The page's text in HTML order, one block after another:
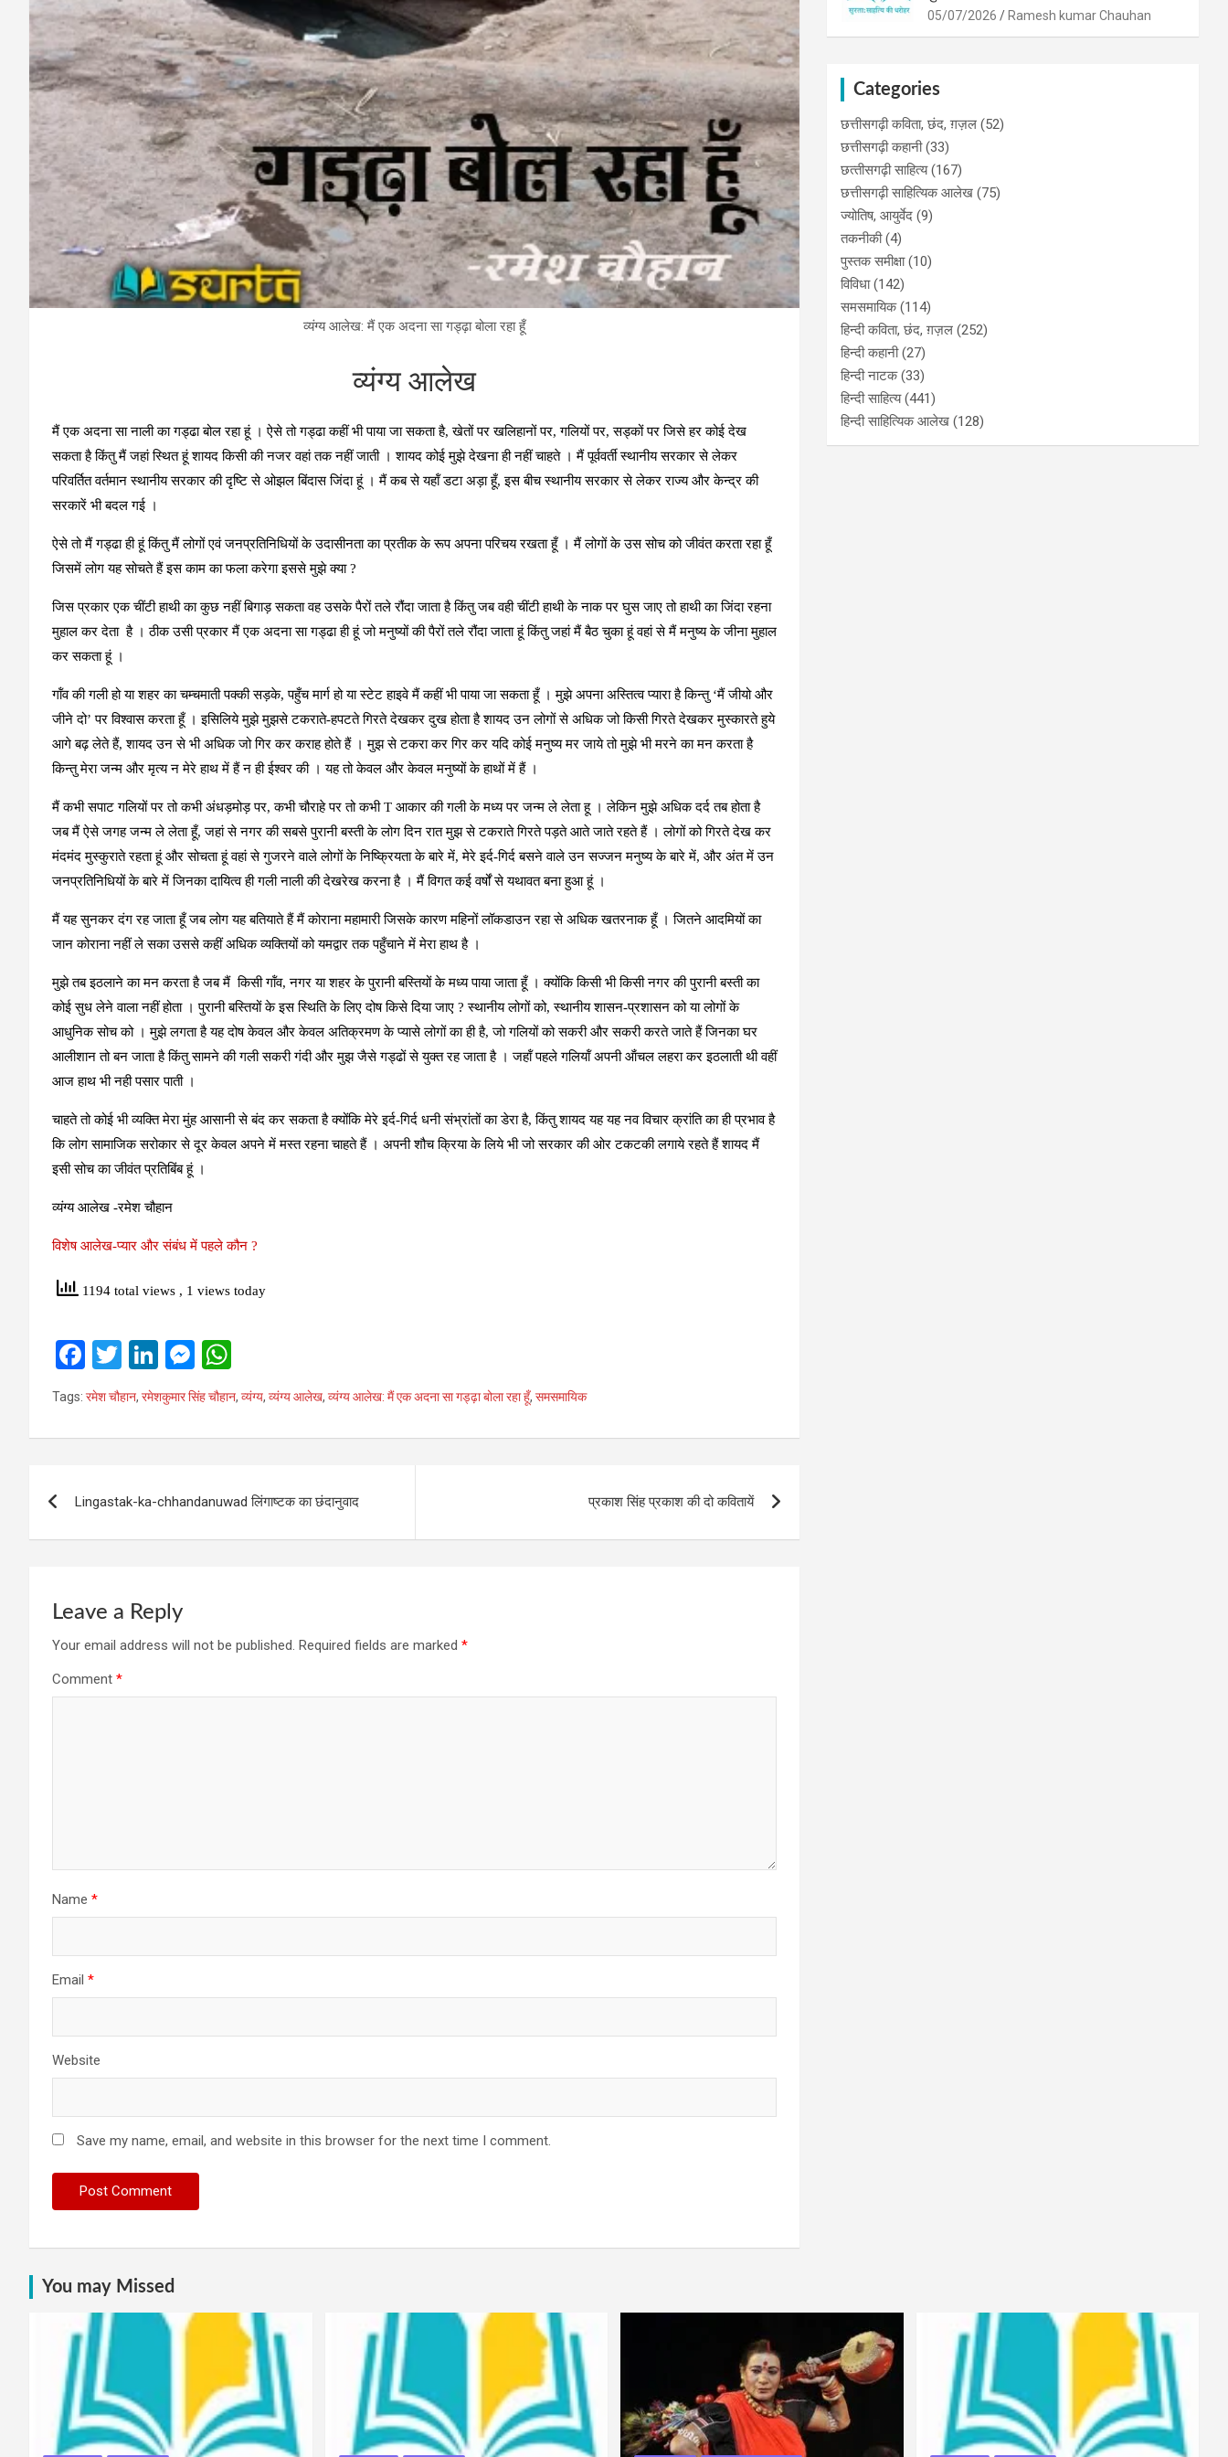
व्‍यंग्‍य आलेख: मैं एक अदना सा गड्ढ़ा बोला रहा हूँ
व्‍यंग्‍य आलेख
मैं एक अदना सा नाली का गड्ढा बोल रहा हूं । ऐसे तो गड्ढा कहीं भी पाया जा सकता है, खेतों पर खलिहानों पर, गलियों पर, सड्कों पर जिसे हर कोई देख
सकता है किंतु मैं जहां स्थित हूं शायद किसी की नजर वहां तक नहीं जाती । शायद कोई मुझे देखना ही नहीं चाहते । मैं पूर्ववर्ती स्थानीय सरकार से लेकर
परिवर्तित वर्तमान स्थानीय सरकार की दृष्टि से ओझल बिंदास जिंदा हूं । मैं कब से यहॉं डटा अड़ा हूँ, इस बीच स्‍थानीय सरकार से लेकर राज्‍य और केन्‍द्र की
सरकारें भी बदल गई ।
ऐसे तो मैं गड्ढा ही हूं किंतु मैं लोगों एवं जनप्रतिनिधियों के उदासीनता का प्रतीक के रूप अपना परिचय रखता हूँ । मैं लोगों के उस सोच को जीवंत करता रहा हूँ
जिसमें लोग यह सोचते हैं इस काम का फला करेगा इससे मुझे क्‍या ?
जिस प्रकार एक चींटी हाथी का कुछ नहीं बिगाड़ सकता वह उसके पैरों तले रौंदा जाता है किंतु जब वही चींटी हाथी के नाक पर घुस जाए तो हाथी का जिंदा रहना
मुहाल कर देता है । ठीक उसी प्रकार मैं एक अदना सा गड्ढा ही हूं जो मनुष्यों की पैरों तले रौंदा जाता हूं किंतु जहां मैं बैठ चुका हूं वहां से मैं मनुष्य के जीना मुहाल
कर सकता हूं ।
गॉंव की गली हो या शहर का चम्‍चमाती पक्‍की सड़के, पहुँच मार्ग हो या स्‍टेट हाइवे मैं कहीं भी पाया जा सकता हूँ । मुझे अपना अस्तित्‍व प्‍यारा है किन्‍तु ‘मैं जीयो और
जीने दो’ पर विश्‍वास करता हूँ । इसिलिये मुझे मुझसे टकराते-हपटते गिरते देखकर दुख होता है शायद उन लोगों से अधिक जो किसी गिरते देखकर मुस्‍कारते हुये
आगे बढ़ लेते हैं, शायद उन से भी अधिक जो गिर कर कराह होते हैं । मुझ से टकरा कर गिर कर यदि कोई मनुष्‍य मर जाये तो मुझे भी मरने का मन करता है
किन्‍तु मेरा जन्‍म और मृत्‍य न मेरे हाथ में हैं न ही ईश्‍वर की । यह तो केवल और केवल मनुष्‍यों के हाथों में हैं ।
मैं कभी सपाट गलियों पर तो कभी अंधड़मोड़ पर, कभी चौराहे पर तो कभी T आकार की गली के मध्य पर जन्‍म ले लेता हू । लेकिन मुझे अधिक दर्द तब होता है
जब मैं ऐसे जगह जन्‍म ले लेता हूँ, जहां से नगर की सबसे पुरानी बस्ती के लोग दिन रात मुझ से टकराते गिरते पड़ते आते जाते रहते हैं । लोगों को गिरते देख कर
मंदमंद मुस्कुराते रहता हूं और सोचता हूं वहां से गुजरने वाले लोगों के निष्क्रियता के बारे में, मेरे इर्द-गिर्द बसने वाले उन सज्जन मनुष्य के बारे में, और अंत में उन
जनप्रतिनिधियों के बारे में जिनका दायित्व ही गली नाली की देखरेख करना है । मैं विगत कई वर्षों से यथावत बना हुआ हूं ।
मैं यह सुनकर दंग रह जाता हूँ जब लोग यह बतियाते हैं मैं कोराना महामारी जिसके कारण महिनों लॉकडाउन रहा से अधिक खतरनाक हूँ । जितने आदमियों का
जान कोराना नहीं ले सका उससे कहीं अधिक व्‍यक्तियों को यमद्वार तक पहुँचाने में मेरा हाथ है ।
मुझे तब इठलाने का मन करता है जब मैं किसी गॉंव, नगर या शहर के पुरानी बस्तियों के मध्‍य पाया जाता हूँ । क्‍योंकि किसी भी किसी नगर की पुरानी बस्ती का
कोई सुध लेने वाला नहीं होता । पुरानी बस्तियों के इस स्थिति के लिए दोष किसे दिया जाए ? स्‍थानीय लोगों को, स्‍थानीय शासन-प्रशासन को या लोगों के
आधुनिक सोच को । मुझे लगता है यह दोष केवल और केवल अतिक्रमण के प्यासे लोगों का ही है, जो गलियों को सकरी और सकरी करते जाते हैं जिनका घर
आलीशान तो बन जाता है किंतु सामने की गली सकरी गंदी और मुझ जैसे गड्ढों से युक्त रह जाता है । जहॉं पहले गलियॉं अपनी ऑंचल लहरा कर इठलाती थी वहीं
आज हाथ भी नही पसार पाती ।
चाहते तो कोई भी व्यक्ति मेरा मुंह आसानी से बंद कर सकता है क्योंकि मेरे इर्द-गिर्द धनी संभ्रांतों का डेरा है, किंतु शायद यह यह नव विचार क्रांति का ही प्रभाव है
कि लोग सामाजिक सरोकार से दूर केवल अपने में मस्त रहना चाहते हैं । अपनी शौच क्रिया के लिये भी जो सरकार की ओर टकटकी लगाये रहते हैं शायद मैं
इसी सोच का जीवंत प्रतिबिंब हूं ।
व्‍यंग्‍य आलेख -रमेश चौहान
विशेष आलेख-प्‍यार और संबंध में पहले कौन ?
1194 total views , 1 views today
F
a
ce
b
o
k
T
wi
tt
er
Li
n
ke
dI
M
es
se
n
er
h
at
s
p
p
Tags: रमेश चौहान, रमेशकुमार सिंह चौहान, व्‍यंग्‍य, व्‍यंग्‍य आलेख, व्‍यंग्‍य आलेख: मैं एक अदना सा गड्ढ़ा बोला रहा हूँ, समसमायिक
Lingastak-ka-chhandanuwad लिंगाष्टक का छंदानुवाद प्रकाश सिंह प्रकाश की दो कवितायें
Leave a Reply
Your email address will not be published. Required fields are marked *
Comment *
Name *
Email *
Website
Save my name, email, and website in this browser for the next time I comment.
05/07/2026 Ramesh kumar Chauhan
Categories
छत्तीसगढ़ी कविता, छंद, ग़ज़ल (52)
छत्तीसगढ़ी कहानी(33)
छत्‍तीसगढ़ी साहित्‍य(167)
छत्तीसगढ़ी साहित्यिक आलेख (75)
ज्योतिष, आयुर्वेद (9)
तकनीकी(4)
पुस्‍तक समीक्षा(10)
विविधा(142)
समसमायिक(114)
हिन्दी कविता, छंद, ग़ज़ल (252)
हिन्दी कहानी(27)
हिन्‍दी नाटक(33)
हिन्दी साहित्य(441)
हिन्दी साहित्यिक आलेख (128)
You may Missed